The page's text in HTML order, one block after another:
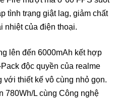
tình trạng giật lag, giảm chất
nhiệt của điện thoại.
lên đến 6000mAh kết hợp
độc quyền của realme
thiết kế vô cùng nhỏ gọn.
780Wh/L cùng Công nghệ